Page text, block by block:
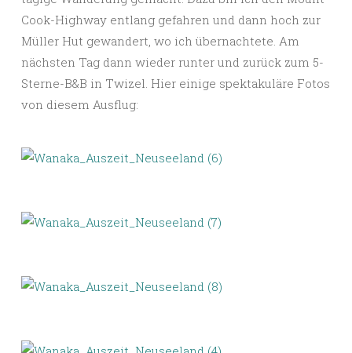
Cook-Highway entlang gefahren und dann hoch zur
Müller Hut gewandert, wo ich übernachtete. Am
nächsten Tag dann wieder runter und zurück zum 5-
Sterne-B&B in Twizel. Hier einige spektakuläre Fotos
von diesem Ausflug: